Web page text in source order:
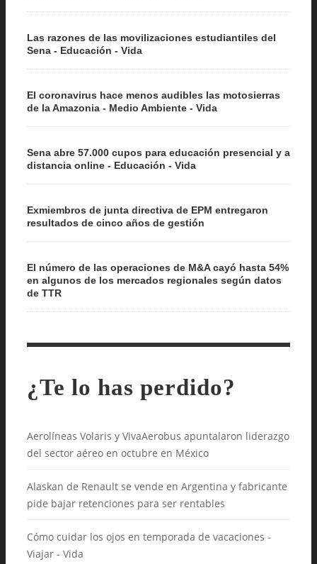
Las razones de las movilizaciones estudiantiles del
Sena - Educación - Vida
El coronavirus hace menos audibles las motosierras
de la Amazonia - Medio Ambiente - Vida
Sena abre 57.000 cupos para educación presencial y a
distancia online - Educación - Vida
Exmiembros de junta directiva de EPM entregaron
resultados de cinco años de gestión
El número de las operaciones de M&A cayó hasta 54%
en algunos de los mercados regionales según datos
de TTR
¿Te lo has perdido?
Aerolíneas Volaris y VivaAerobus apuntalaron liderazgo
del sector aéreo en octubre en México
Alaskan de Renault se vende en Argentina y fabricante
pide bajar retenciones para ser rentables
Cómo cuidar los ojos en temporada de vacaciones -
Viajar - Vida